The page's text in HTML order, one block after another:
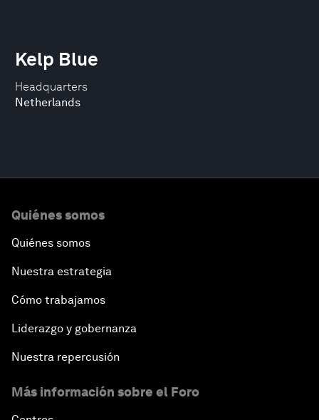
Headquarters
Netherlands
Kelp Blue
Quiénes somos
Quiénes somos
Nuestra estrategia
Cómo trabajamos
Liderazgo y gobernanza
Nuestra repercusión
Más información sobre el Foro